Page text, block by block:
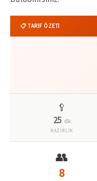
📋 TARİF ÖZETİ
🥄
25 dk
HAZIRLIK
👥
8